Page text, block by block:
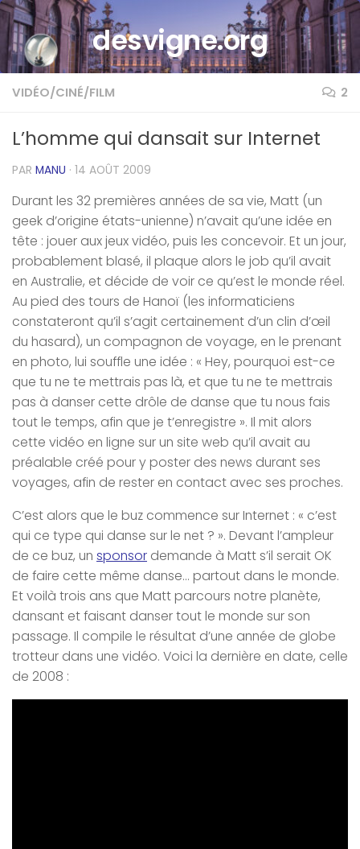
Skip to contentdesvigne.org
VIDÉO/CINÉ/FILM 2
L’homme qui dansait sur Internet
PAR MANU · 14 AOÛT 2009
Durant les 32 premières années de sa vie, Matt (un
geek d’origine états-unienne) n’avait qu’une idée en
tête : jouer aux jeux vidéo, puis les concevoir. Et un jour,
probablement blasé, il plaque alors le job qu’il avait
en Australie, et décide de voir ce qu’est le monde réel.
Au pied des tours de Hanoï (les informaticiens
constateront qu’il s’agit certainement d’un clin d’œil
du hasard), un compagnon de voyage, en le prenant
en photo, lui souffle une idée : « Hey, pourquoi est-ce
que tu ne te mettrais pas là, et que tu ne te mettrais
pas à danser cette drôle de danse que tu nous fais
tout le temps, afin que je t’enregistre ». Il mit alors
cette vidéo en ligne sur un site web qu’il avait au
préalable créé pour y poster des news durant ses
voyages, afin de rester en contact avec ses proches.
C’est alors que le buz commence sur Internet : « c’est
qui ce type qui danse sur le net ? ». Devant l’ampleur
de ce buz, un sponsor demande à Matt s’il serait OK
de faire cette même danse… partout dans le monde.
Et voilà trois ans que Matt parcours notre planète,
dansant et faisant danser tout le monde sur son
passage. Il compile le résultat d’une année de globe
trotteur dans une vidéo. Voici la dernière en date, celle
de 2008 :